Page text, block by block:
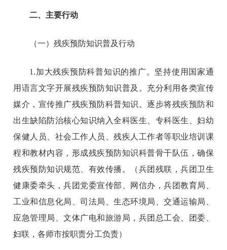
二、主要行动
（一）残疾预防知识普及行动
1.加大残疾预防科普知识的推广。坚持使用国家通
用语言文字开展残疾预防知识普及。充分利用各类宣传
媒介，宣传推广残疾预防科普知识。逐步将残疾预防和
出生缺陷防治核心知识纳入全科医生、专科医生、妇幼
保健人员、社会工作人员、残疾人工作者等职业培训课
程和教材内容，形成残疾预防知识科普骨干队伍，确保
残疾预防知识规范、有效传播。（兵团残联，兵团卫生
健康委牵头，兵团党委宣传部、网信办，兵团教育局、
工业和信息化局、司法局、生态环境局、交通运输局、
应急管理局、文体广电和旅游局，兵团总工会、团委、
妇联，各师市按职责分工负责）